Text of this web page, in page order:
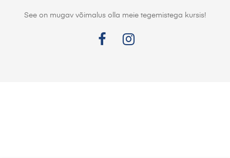
See on mugav võimalus olla meie tegemistega kursis!